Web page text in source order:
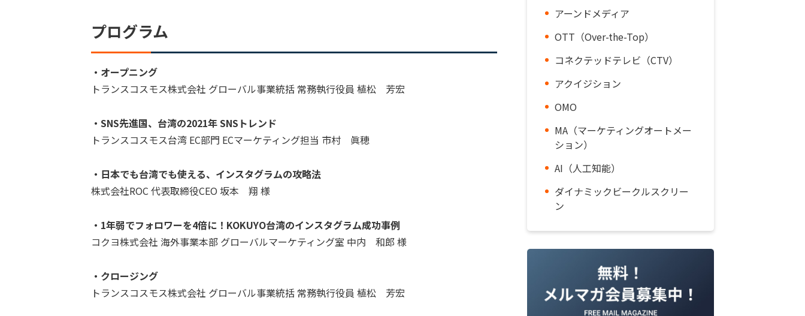
プログラム
・オープニング
トランスコスモス株式会社 グローバル事業統括 常務執行役員 植松 芳宏
・SNS先進国、台湾の2021年 SNSトレンド
トランスコスモス台湾 EC部門 ECマーケティング担当 市村 眞穂
・日本でも台湾でも使える、インスタグラムの攻略法
株式会社ROC 代表取締役CEO 坂本 翔 様
・1年弱でフォロワーを4倍に！KOKUYO台湾のインスタグラム成功事例
コクヨ株式会社 海外事業本部 グローバルマーケティング室 中内 和郎 様
・クロージング
トランスコスモス株式会社 グローバル事業統括 常務執行役員 植松 芳宏
アーンドメディア
OTT（Over-the-Top）
コネクテッドテレビ（CTV）
アクイジション
OMO
MA（マーケティングオートメー
ション）
AI（人工知能）
ダイナミックビークルスクリー
ン